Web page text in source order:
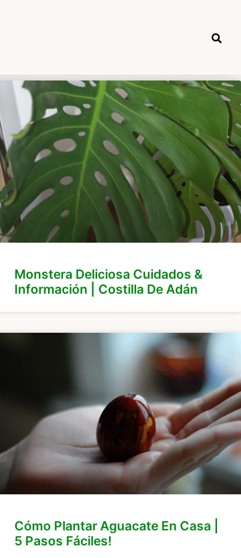
Monstera Deliciosa Cuidados &
Información | Costilla De Adán
Cómo Plantar Aguacate En Casa |
5 Pasos Fáciles!